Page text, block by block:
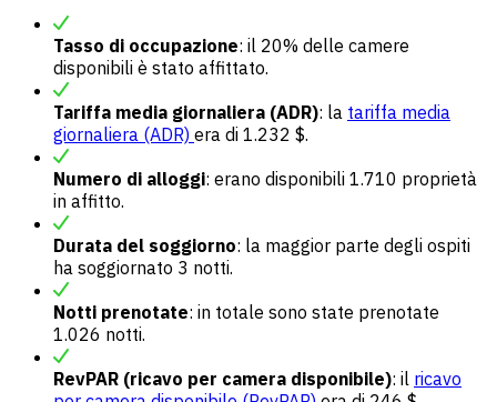
Tasso di occupazione: il 20% delle camere
disponibili è stato affittato.
Tariffa media giornaliera (ADR): la tariffa media
giornaliera (ADR) era di 1.232 $.
Numero di alloggi: erano disponibili 1.710 proprietà
in affitto.
Durata del soggiorno: la maggior parte degli ospiti
ha soggiornato 3 notti.
Notti prenotate: in totale sono state prenotate
1.026 notti.
RevPAR (ricavo per camera disponibile): il ricavo